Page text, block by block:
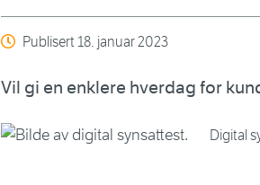
Publisert18. januar 2023
Vil gi en enklere hverdag for
Digital